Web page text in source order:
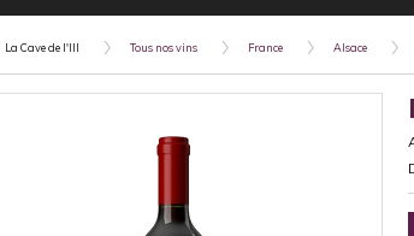
La Cave de l'Ill Tous nos vins France Alsace